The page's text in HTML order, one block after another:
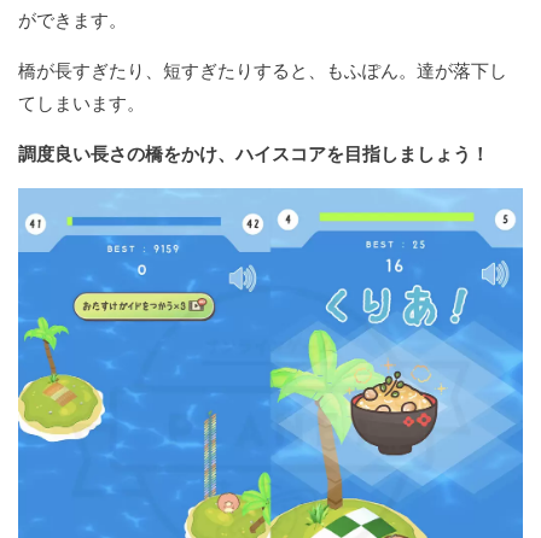
ができます。
橋が長すぎたり、短すぎたりすると、もふぽん。達が落下し
てしまいます。
調度良い長さの橋をかけ、ハイスコアを目指しましょう！